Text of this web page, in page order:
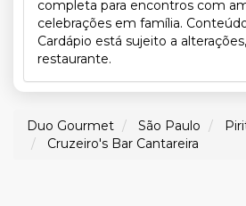
completa para encontros com
celebrações em família.
Cardápio está sujeito a
restaurante.
Duo Gourmet São Paulo
Cruzeiro's Bar Cantareira